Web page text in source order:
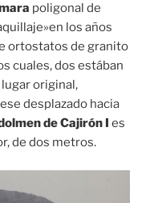
poligonal de
los años
ortostatos de granito
cuales, dos estában
original,
desplazado hacia
de Cajirón I es
de dos metros.